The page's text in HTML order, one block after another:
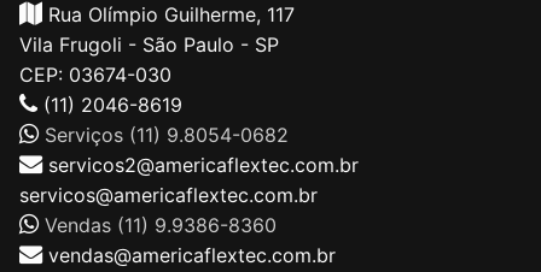
Rua Olímpio Guilherme, 117
Vila Frugoli - São Paulo - SP
CEP: 03674-030
(11) 2046-8619
Serviços (11) 9.8054-0682
servicos2@americaflextec.com.br
servicos@americaflextec.com.br
Vendas (11) 9.9386-8360
vendas@americaflextec.com.br